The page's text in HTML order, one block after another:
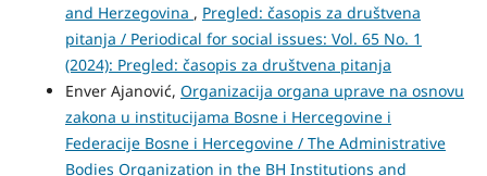
and Herzegovina , Pregled: časopis za društvena
pitanja / Periodical for social issues: Vol. 65 No. 1
(2024): Pregled: časopis za društvena pitanja
Enver Ajanović, Organizacija organa uprave na osnovu
zakona u institucijama Bosne i Hercegovine i
Federacije Bosne i Hercegovine / The Administrative
Bodies Organization in the BH Institutions and